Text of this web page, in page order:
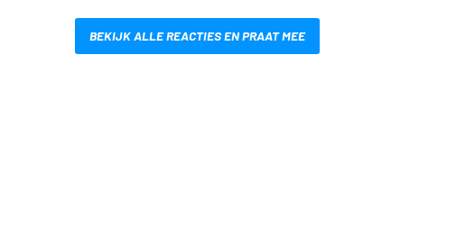
BEKIJK ALLE REACTIES EN PRAAT MEE